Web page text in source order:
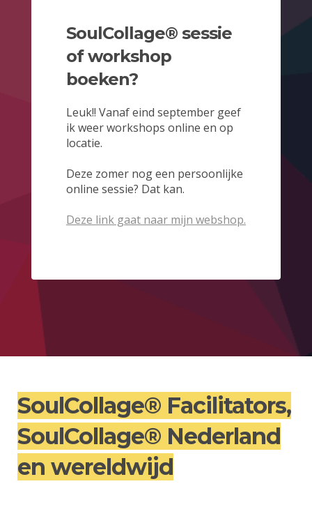
SoulCollage® sessie
of workshop
boeken?
Leuk!! Vanaf eind september geef
ik weer workshops online en op
locatie.
Deze zomer nog een persoonlijke
online sessie? Dat kan.
Deze link gaat naar mijn webshop.
SoulCollage® Facilitators,
SoulCollage® Nederland
en wereldwijd